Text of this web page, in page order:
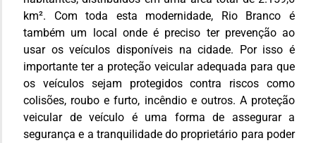
km². Com toda esta modernidade, Rio Branco é
também um local onde é preciso ter prevenção ao
usar os veículos disponíveis na cidade. Por isso é
importante ter a proteção veicular adequada para que
os veículos sejam protegidos contra riscos como
colisões, roubo e furto, incêndio e outros. A proteção
veicular de veículo é uma forma de assegurar a
segurança e a tranquilidade do proprietário para poder